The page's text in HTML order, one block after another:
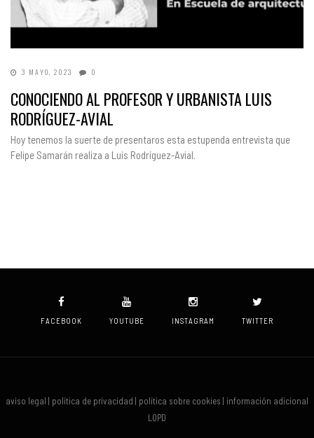
3 MAYO, 2023 0
CONOCIENDO AL PROFESOR Y URBANISTA LUIS
RODRÍGUEZ-AVIAL
Hoy tenemos la suerte de presentaros esta estupenda entrevista que
Felipe Samarán realiza a Luis Rodríguez-Avial.
FACEBOOK YOUTUBE INSTAGRAM TWITTER
aviso legal | política de privacidad | política sobre cookies | información adicional
LOPD